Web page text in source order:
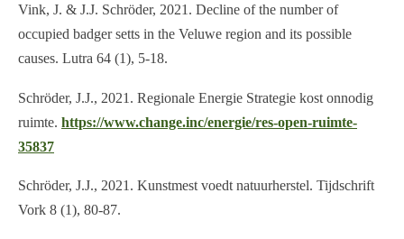
Vink, J. & J.J. Schröder, 2021. Decline of the number of
occupied badger setts in the Veluwe region and its possible
causes. Lutra 64 (1), 5-18.
Schröder, J.J., 2021. Regionale Energie Strategie kost onnodig
ruimte. https://www.change.inc/energie/res-open-ruimte-
35837
Schröder, J.J., 2021. Kunstmest voedt natuurherstel. Tijdschrift
Vork 8 (1), 80-87.